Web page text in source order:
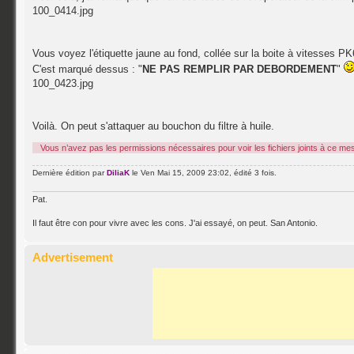
100_0414.jpg
Vous voyez l'étiquette jaune au fond, collée sur la boite à vitesses
C'est marqué dessus : " NE PAS REMPLIR PAR DEBORDEMENT"
100_0423.jpg
Voilà. On peut s'attaquer au bouchon du filtre à huile.
Vous n’avez pas les permissions nécessaires pour voir les fichiers joints à ce
Dernière édition parDiliaK le Ven Mai 15, 2009 23:02, édité 3 fois.
Pat.
Il faut être con pour vivre avec les cons. J'ai essayé, on peut. San Antonio.
Advertisement